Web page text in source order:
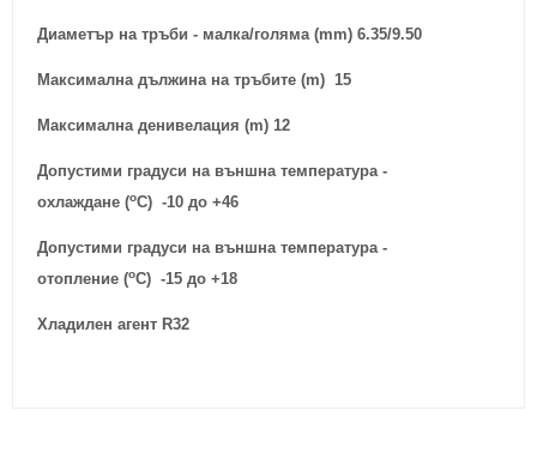
Диаметър на тръби - малка/голяма (mm) 6.35/9.50
Максимална дължина на тръбите (m) 15
Максимална денивeлация (m) 12
Допустими градуси на външна температура -
охлаждане (oC) -10 до +46
Допустими градуси на външна температура -
отопление (oC) -15 до +18
Хладилен агент R32